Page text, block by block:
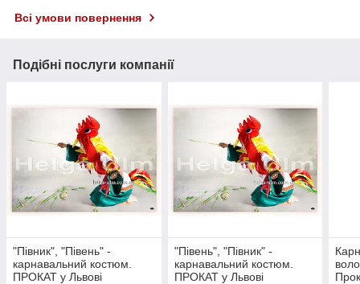
Всі умови повернення
Подібні послуги компанії
"Півник", "Півень" -
карнавальний костюм.
ПРОКАТ у Львові
"Півень", "Півник" -
карнавальний костюм.
ПРОКАТ у Львові